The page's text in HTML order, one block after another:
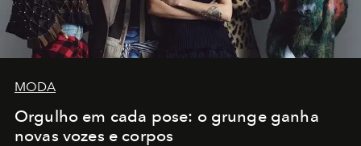
MODA
Orgulho em cada pose: o grunge ganha
novas vozes e corpos